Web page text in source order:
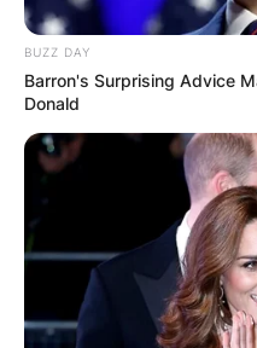
BUZZ DAY
Barron's Surprising Advice
Donald